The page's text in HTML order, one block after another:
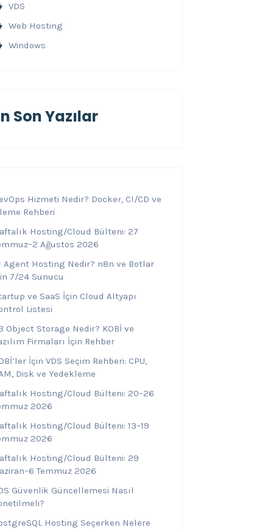
VDS
Web Hosting
Windows
Son Yazılar
Hizmeti Nedir? Docker, CI/CD ve
Rehberi
Hosting/Cloud Bülteni: 27
Ağustos 2026
Agent Hosting Nedir? n8n ve Botlar
7/24 Sunucu
ve SaaS İçin Cloud Altyapı
Listesi
Object Storage Nedir? KOBİ ve
Firmaları İçin Rehber
İçin VDS Seçim Rehberi: CPU,
Disk ve Yedekleme
Hosting/Cloud Bülteni: 20–26
2026
Hosting/Cloud Bülteni: 13–19
2026
Hosting/Cloud Bülteni: 29
Temmuz 2026
Güvenlik Güncellemesi Nasıl
Hosting Seçerken Nelere